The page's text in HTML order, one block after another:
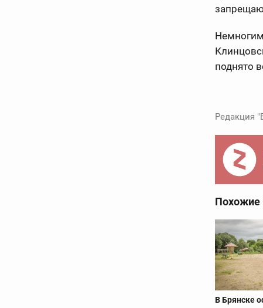
поднято
Редакция
Похожие
В Брянске